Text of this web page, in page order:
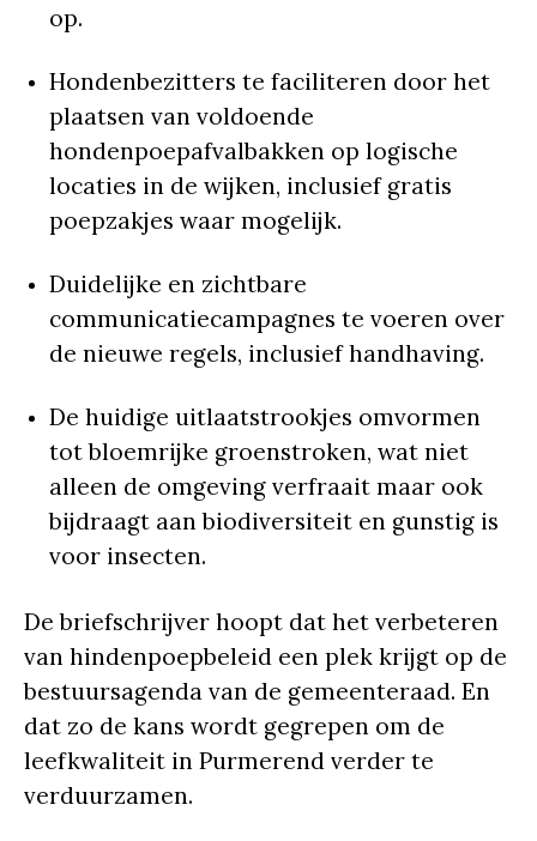
op.
Hondenbezitters te faciliteren door het
plaatsen van voldoende
hondenpoepafvalbakken op logische
locaties in de wijken, inclusief gratis
poepzakjes waar mogelijk.
Duidelijke en zichtbare
communicatiecampagnes te voeren over
de nieuwe regels, inclusief handhaving.
De huidige uitlaatstrookjes omvormen
tot bloemrijke groenstroken, wat niet
alleen de omgeving verfraait maar ook
bijdraagt aan biodiversiteit en gunstig is
voor insecten.
De briefschrijver hoopt dat het verbeteren
van hindenpoepbeleid een plek krijgt op de
bestuursagenda van de gemeenteraad. En
dat zo de kans wordt gegrepen om de
leefkwaliteit in Purmerend verder te
verduurzamen.